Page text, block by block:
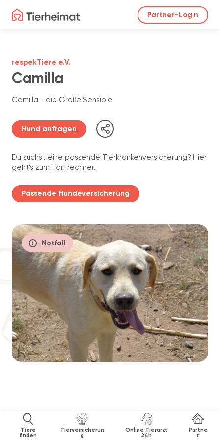
Partner-Login
Tiere
finden
Tierversicherun
g
Online Tierarzt
24h
Partne
r
Camilla
respekTiere e.V.
Camilla - die Große Sensible
Hund anfragen
Du suchst eine passende Tierkrankenversicherung? Hier
geht's zum Tarifrechner.
Passende Hundeversicherung
Notfall